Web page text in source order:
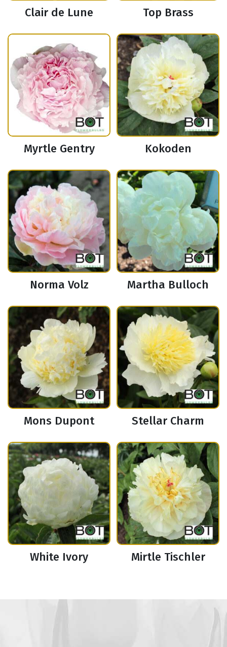
Clair de Lune Top Brass
Myrtle Gentry Kokoden
Norma Volz Martha Bulloch
Mons Dupont Stellar Charm
White Ivory Mirtle Tischler